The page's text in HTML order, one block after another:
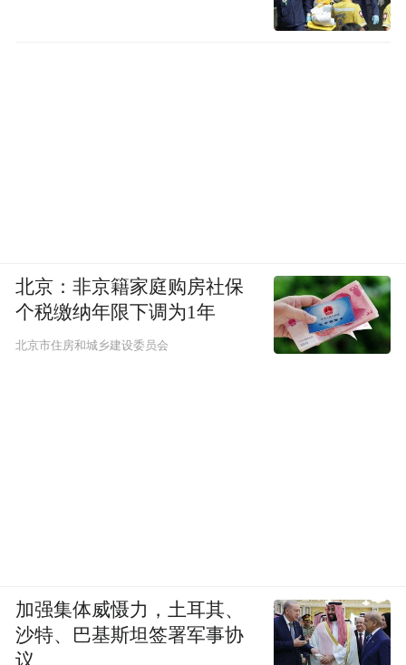
北京：非京籍家庭购房社保
个税缴纳年限下调为1年
北京市住房和城乡建设委员会
加强集体威慑力，土耳其、
沙特、巴基斯坦签署军事协
议